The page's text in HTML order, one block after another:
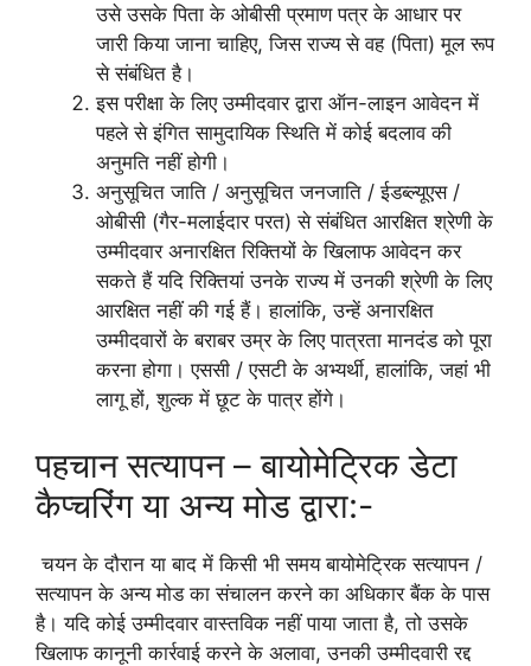
उसे उसके पिता के ओबीसी प्रमाण पत्र के आधार पर
जारी किया जाना चाहिए, जिस राज्य से वह (पिता) मूल रूप
से संबंधित है।
इस परीक्षा के लिए उम्मीदवार द्वारा ऑन-लाइन आवेदन में
पहले से इंगित सामुदायिक स्थिति में कोई बदलाव की
अनुमति नहीं होगी।
अनुसूचित जाति / अनुसूचित जनजाति / ईडब्ल्यूएस /
ओबीसी (गैर-मलाईदार परत) से संबंधित आरक्षित श्रेणी के
उम्मीदवार अनारक्षित रिक्तियों के खिलाफ आवेदन कर
सकते हैं यदि रिक्तियां उनके राज्य में उनकी श्रेणी के लिए
आरक्षित नहीं की गई हैं। हालांकि, उन्हें अनारक्षित
उम्मीदवारों के बराबर उम्र के लिए पात्रता मानदंड को पूरा
करना होगा। एससी / एसटी के अभ्यर्थी, हालांकि, जहां भी
लागू हों, शुल्क में छूट के पात्र होंगे।
पहचान सत्यापन – बायोमेट्रिक डेटा
कैप्चरिंग या अन्य मोड द्वारा:-
चयन के दौरान या बाद में किसी भी समय बायोमेट्रिक सत्यापन /
सत्यापन के अन्य मोड का संचालन करने का अधिकार बैंक के पास
है। यदि कोई उम्मीदवार वास्तविक नहीं पाया जाता है, तो उसके
खिलाफ कानूनी कार्रवाई करने के अलावा, उनकी उम्मीदवारी रद्द